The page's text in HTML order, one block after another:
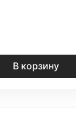
В корзину